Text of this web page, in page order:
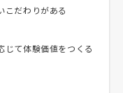
こだわりがある
じて体験価値をつくる